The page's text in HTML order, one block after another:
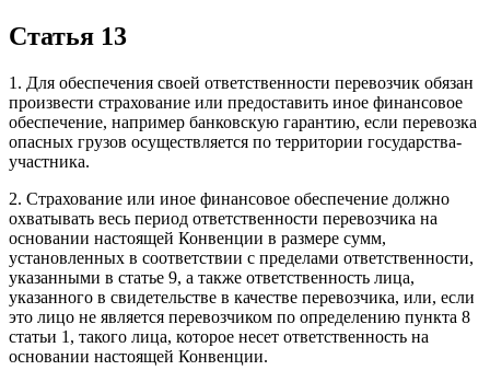
Статья 13
1. Для обеспечения своей ответственности перевозчик обязан
произвести страхование или предоставить иное финансовое
обеспечение, например банковскую гарантию, если перевозка
опасных грузов осуществляется по территории государства-
участника.
2. Страхование или иное финансовое обеспечение должно
охватывать весь период ответственности перевозчика на
основании настоящей Конвенции в размере сумм,
установленных в соответствии с пределами ответственности,
указанными в статье 9, а также ответственность лица,
указанного в свидетельстве в качестве перевозчика, или, если
это лицо не является перевозчиком по определению пункта 8
статьи 1, такого лица, которое несет ответственность на
основании настоящей Конвенции.